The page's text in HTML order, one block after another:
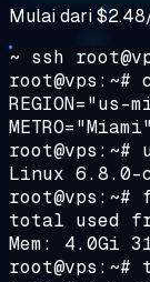
Mulai dari
~ ssh
root@vps:~#
REGION="us-
METRO="Miami"
root@vps:~#
Linux 6.8.0-
root@vps:~#
total used
Mem: 4.0Gi
root@vps:~#